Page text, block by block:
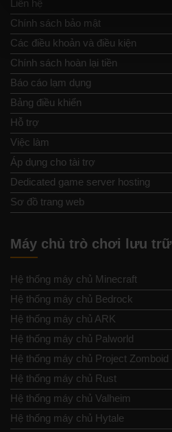
Liên hệ
Chính sách bảo mật
Các điều khoản và điều kiện
Chính sách hoàn lại tiền
Báo cáo lạm dụng
Bảng điều khiển
Hỗ trợ
Việc làm
Áp dụng cho tài trợ
Dedicated game server hosting
Sơ đồ trang web
Máy chủ trò chơi lưu trữ
Hệ thống máy chủ Minecraft
Hệ thống máy chủ Bedrock
Hệ thống máy chủ ARK
Hệ thống máy chủ Palworld
Hệ thống máy chủ Project Zomboid
Hệ thống máy chủ Rust
Hệ thống máy chủ Valheim
Hệ thống máy chủ Hytale